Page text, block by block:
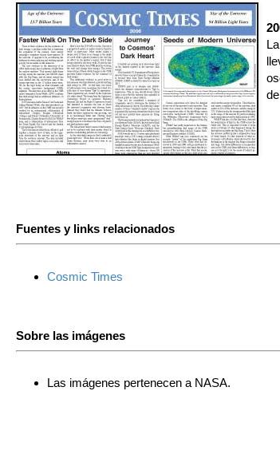
Fuentes y links relacionados
Cosmic Times
Sobre las imágenes
Las imágenes pertenecen a NASA.